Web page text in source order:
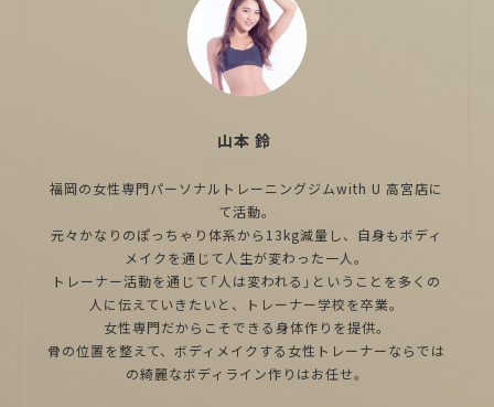
山本 鈴
福岡の女性専門パーソナルトレーニングジムwith U 高宮店に
て活動。
元々かなりのぽっちゃり体系から13kg減量し、自身もボディ
メイクを通じて人生が変わった一人。
トレーナー活動を通じて「人は変われる」ということを多くの
人に伝えていきたいと、トレーナー学校を卒業。
女性専門だからこそできる身体作りを提供。
骨の位置を整えて、ボディメイクする女性トレーナーならでは
の綺麗なボディライン作りはお任せ。